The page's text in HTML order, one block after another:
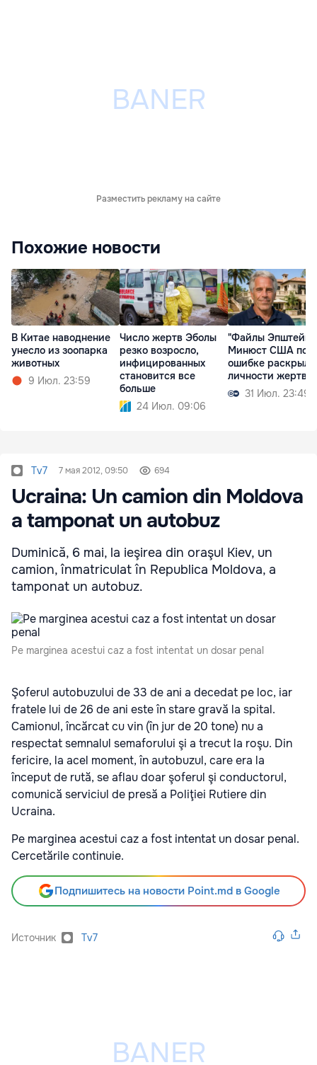
Разместить рекламу на сайте
Похожие новости
В Китае наводнение
унесло из зоопарка
животных
9 Июл. 23:59
Число жертв Эболы
резко возросло,
инфицированных
становится все
больше
24 Июл. 09:06
"Файлы
Минюст США по
ошибке раскрыл
личности жертв
31 Июл. 23:49
Tv7 7 мая 2012, 09:50 694
Ucraina: Un camion din Moldova
a tamponat un autobuz
Duminică, 6 mai, la ieşirea din oraşul Kiev, un
camion, înmatriculat în Republica Moldova, a
tamponat un autobuz.
Pe marginea acestui caz a fost intentat un dosar penal
Şoferul autobuzului de 33 de ani a decedat pe loc, iar
fratele lui de 26 de ani este în stare gravă la spital.
Camionul, încărcat cu vin (în jur de 20 tone) nu a
respectat semnalul semaforului şi a trecut la roşu. Din
fericire, la acel moment, în autobuzul, care era la
început de rută, se aflau doar şoferul şi conductorul,
comunică serviciul de presă a Poliţiei Rutiere din
Ucraina.
Pe marginea acestui caz a fost intentat un dosar penal.
Cercetările continuie.
Подпишитесь на новости Point.md в Google
Источник Tv7